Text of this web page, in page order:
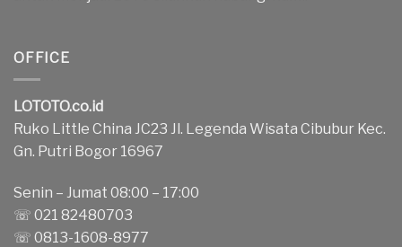
OFFICE
LOTOTO.co.id
Ruko Little China JC23 Jl. Legenda Wisata Cibubur Kec.
Gn. Putri Bogor 16967
Senin – Jumat 08:00 – 17:00
☏ 021 82480703
☏ 0813-1608-8977